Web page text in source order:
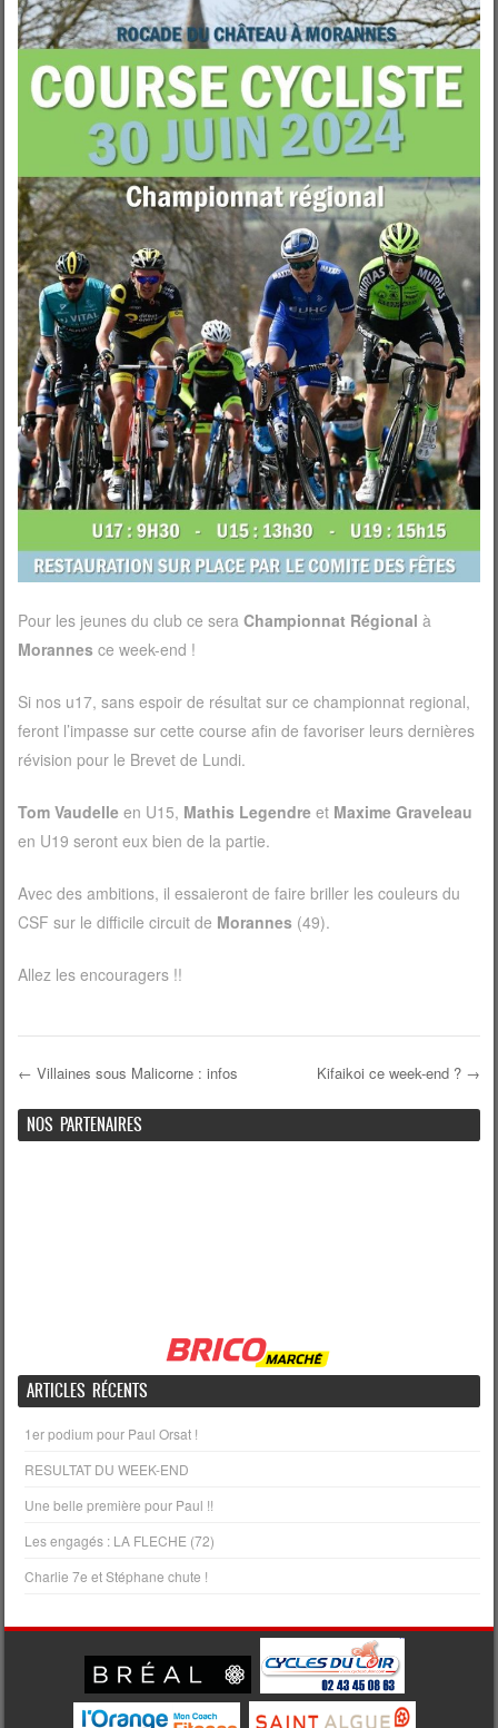
Pour les jeunes du club ce sera Championnat Régional à
Morannes ce week-end !
Si nos u17, sans espoir de résultat sur ce championnat regional,
feront l’impasse sur cette course afin de favoriser leurs dernières
révision pour le Brevet de Lundi.
Tom Vaudelleen U15, Mathis Legendreet Maxime Graveleau
en U19 seront eux bien de la partie.
Avec des ambitions, il essaieront de faire briller les couleurs du
CSF sur le difficile circuit de Morannes (49).
Allez les encouragers !!
Navigation de l'article
← Villaines sous Malicorne : infos Kifaikoi ce week-end ? →
NOS PARTENAIRES
ARTICLES RÉCENTS
1er podium pour Paul Orsat !
RESULTAT DU WEEK-END
Une belle première pour Paul !!
Les engagés : LA FLECHE (72)
Charlie 7e et Stéphane chute !